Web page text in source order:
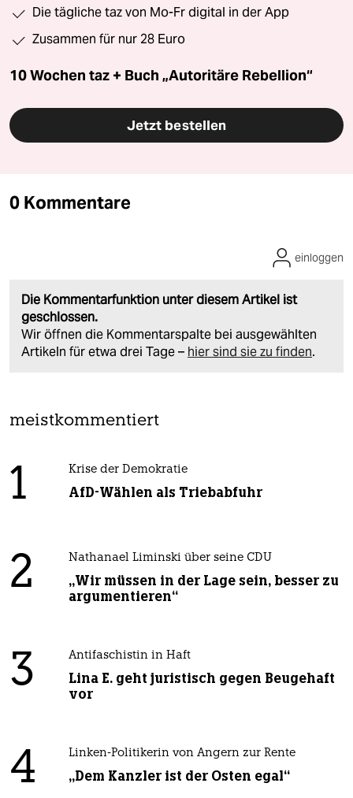
Die tägliche taz von Mo-Fr digital in der App
Zusammen für nur 28 Euro
10 Wochen taz + Buch „Autoritäre Rebellion“
Jetzt bestellen
0 Kommentare
Die Kommentarfunktion unter diesem Artikel ist
geschlossen.
Wir öffnen die Kommentarspalte bei ausgewählten
Artikeln für etwa drei Tage – hier sind sie zu finden.
einloggen
meistkommentiert
1 Krise der Demokratie
AfD-Wählen als Triebabfuhr
2 Nathanael Liminski über seine CDU
„Wir müssen in der Lage sein, besser zu
argumentieren“
3 Antifaschistin in Haft
Lina E. geht juristisch gegen Beugehaft
vor
4 Linken-Politikerin von Angern zur Rente
„Dem Kanzler ist der Osten egal“